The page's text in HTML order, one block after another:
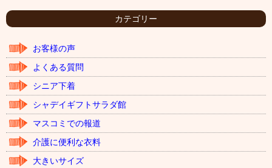
イ
カテゴリー
お客様の声
よくある質問
シニア下着
シャデイギフトサラダ館
マスコミでの報道
介護に便利な衣料
大きいサイズ